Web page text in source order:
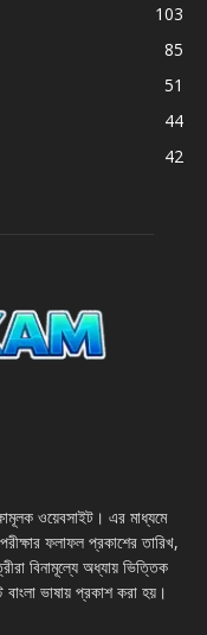
103
85
51
44
42
ওয়েবসাইট। এর মাধ্যমে
ফলাফল প্রকাশের তারিখ,
বিনামূল্যে অধ্যায় ভিত্তিক
ভাষায় প্রকাশ করা হয়।